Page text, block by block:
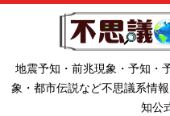
地震予知・前兆現象・予知・
象・都市伝説など不思議系情
知公